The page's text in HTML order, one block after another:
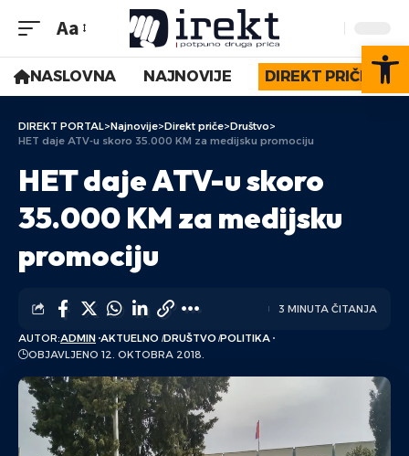
Aa
NASLOVNA NAJNOVIJE DIREKT PRIČE
DIREKT PORTAL>Najnovije>Direkt priče>Društvo>
HET daje ATV-u skoro 35.000 KM za medijsku promociju
HET daje ATV-u skoro
35.000 KM za medijsku
promociju
AUTOR:ADMIN AKTUELNO DRUŠTVO POLITIKA
OBJAVLJENO 12. OKTOBRA 2018.
3 MINUTA ČITANJA